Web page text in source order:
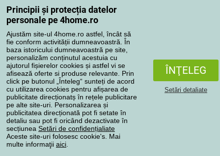
Principii și protecția datelor
personale pe 4home.ro
Ajustăm site-ul 4home.ro astfel, încât să
fie conform activității dumneavoastră. În
baza istoricului dumneavoastră pe site,
personalizăm conținutul acestuia cu
ajutorul fișierelor cookies și astfel vi se
afisează oferte si produse relevante. Prin
click pe butonul „Înteleg“ sunteți de acord
cu utilizarea cookies pentru afișarea de
publicitate direcționatș în rețele publicitare
pe alte site-uri. Personalizarea și
publicitatea direcționată pot fi setate în
detaliu sau pot fi oricând dezactivate în
secțiunea Setări de confidențialiate
Aceste site-uri folosesc cookie's. Mai
multe informaţii aici
ÎNŢELEG
Setări detaliate
Reclamaţii
Retragere de la contract
Regulile de procesare a recenziilor
Metode de transport
Metode de plată
Magazin de încredere